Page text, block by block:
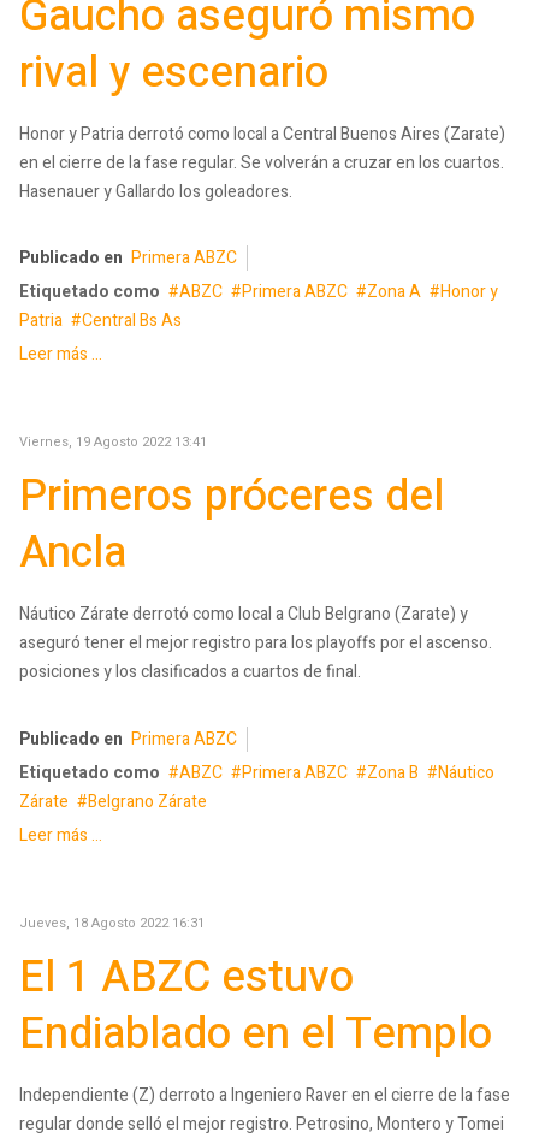
Gaucho aseguró mismo
rival y escenario
Honor y Patria derrotó como local a Central Buenos Aires (Zarate)
en el cierre de la fase regular. Se volverán a cruzar en los cuartos.
Hasenauer y Gallardo los goleadores.
Publicado en Primera ABZC
Etiquetado como
ABZC Primera ABZC Zona A
Honor y
Patria
Central Bs As
Leer más ...
Viernes, 19 Agosto 2022 13:41
Primeros próceres del
Ancla
Náutico Zárate derrotó como local a Club Belgrano (Zarate) y
aseguró tener el mejor registro para los playoffs por el ascenso.
posiciones y los clasificados a cuartos de final.
Publicado en Primera ABZC
Etiquetado como
ABZC Primera ABZC Zona B
Náutico
Zárate
Belgrano Zárate
Leer más ...
Jueves, 18 Agosto 2022 16:31
El 1 ABZC estuvo
Endiablado en el Templo
Independiente (Z) derroto a Ingeniero Raver en el cierre de la fase
regular donde selló el mejor registro. Petrosino, Montero y Tomei